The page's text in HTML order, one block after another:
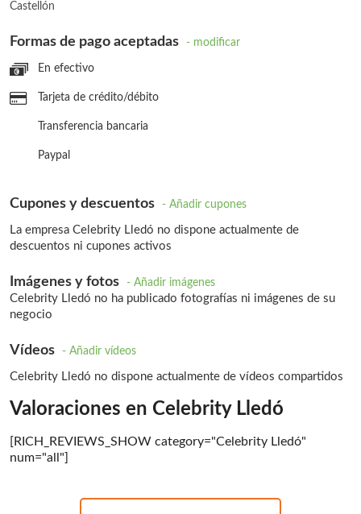
Castellón
Formas de pago aceptadas - modificar
En efectivo
Tarjeta de crédito/débito
Transferencia bancaria
Paypal
Cupones y descuentos - Añadir cupones
La empresa Celebrity Lledó no dispone actualmente de
descuentos ni cupones activos
Imágenes y fotos - Añadir imágenes
Celebrity Lledó no ha publicado fotografías ni imágenes de su
negocio
Vídeos - Añadir vídeos
Celebrity Lledó no dispone actualmente de vídeos compartidos
Valoraciones en Celebrity Lledó
[RICH_REVIEWS_SHOW category="Celebrity Lledó"
num="all"]